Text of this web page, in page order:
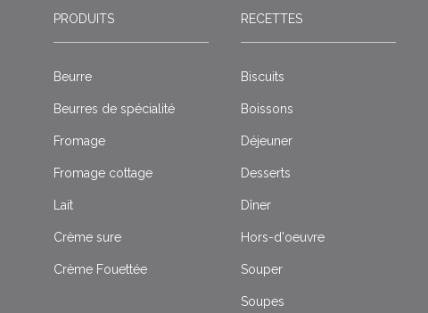
PRODUITS
Beurre
Beurres de spécialité
Fromage
Fromage cottage
Lait
Crème sure
Crème Fouettée
RECETTES
Biscuits
Boissons
Déjeuner
Desserts
Dîner
Hors-d'oeuvre
Souper
Soupes